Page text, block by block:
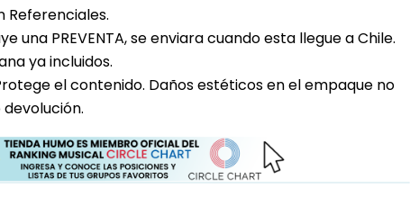
Referenciales.
una PREVENTA, se enviara cuando esta llegue a Chile.
ya incluidos.
el contenido. Daños estéticos en el empaque no